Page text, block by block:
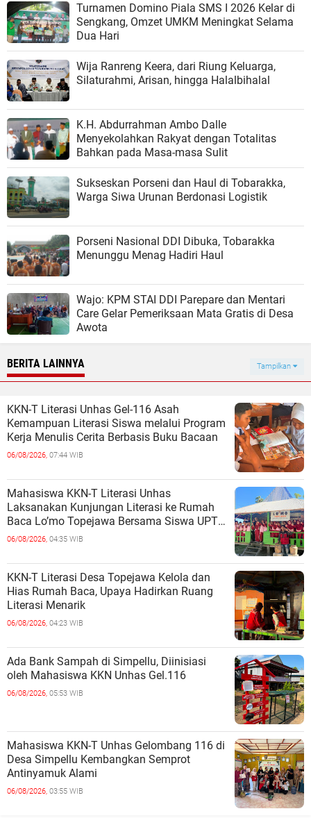
Turnamen Domino Piala SMS I 2026 Kelar di
Sengkang, Omzet UMKM Meningkat Selama
Dua Hari
Wija Ranreng Keera, dari Riung Keluarga,
Silaturahmi, Arisan, hingga Halalbihalal
K.H. Abdurrahman Ambo Dalle
Menyekolahkan Rakyat dengan Totalitas
Bahkan pada Masa-masa Sulit
Sukseskan Porseni dan Haul di Tobarakka,
Warga Siwa Urunan Berdonasi Logistik
Porseni Nasional DDI Dibuka, Tobarakka
Menunggu Menag Hadiri Haul
Wajo: KPM STAI DDI Parepare dan Mentari
Care Gelar Pemeriksaan Mata Gratis di Desa
Awota
BERITA LAINNYA Tampilkan
KKN-T Literasi Unhas Gel-116 Asah
Kemampuan Literasi Siswa melalui Program
Kerja Menulis Cerita Berbasis Buku Bacaan
06/08/2026, 07:44 WIB
Mahasiswa KKN-T Literasi Unhas
Laksanakan Kunjungan Literasi ke Rumah
Baca Lo’mo Topejawa Bersama Siswa UPT
SDN 66 Kajang
06/08/2026, 04:35 WIB
KKN-T Literasi Desa Topejawa Kelola dan
Hias Rumah Baca, Upaya Hadirkan Ruang
Literasi Menarik
06/08/2026, 04:23 WIB
Ada Bank Sampah di Simpellu, Diinisiasi
oleh Mahasiswa KKN Unhas Gel.116
06/08/2026, 05:53 WIB
Mahasiswa KKN-T Unhas Gelombang 116 di
Desa Simpellu Kembangkan Semprot
Antinyamuk Alami
06/08/2026, 03:55 WIB